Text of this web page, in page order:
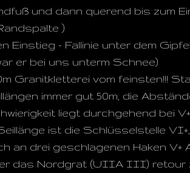
und dann querend bis zum
)
Einstieg - Fallinie unter dem
er bei uns unterm Schnee)
Granitkletterei vom feinsten!!!
immer gut 50m, die
liegt durchgehend bei
ist die Schlüsselstelle
an drei geschlagenen Haken V+
das Nordgrat (UIIA III) retour